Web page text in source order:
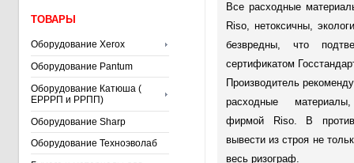
ТОВАРЫ
Оборудование Xerox
Оборудование Pantum
Оборудование Катюша (
ЕРРРП и РРПП)
Оборудование Sharp
Оборудование Техноэволаб
Все расходные
Riso, нетоксичны,
безвредны, что
сертификатом
Производитель
расходные
фирмой Riso. В
вывести из строя не
весь ризограф.